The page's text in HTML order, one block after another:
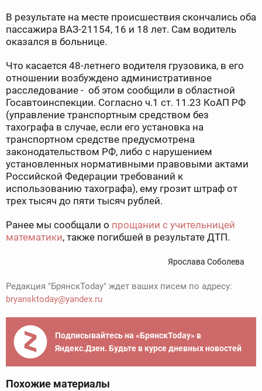
В результате на месте происшествия скончались оба
пассажира ВАЗ-21154, 16 и 18 лет. Сам водитель
оказался в больнице.
Что касается 48-летнего водителя грузовика, в его
отношении возбуждено административное
расследование - об этом сообщили в областной
Госавтоинспекции. Согласно ч.1 ст. 11.23 КоАП РФ
(управление транспортным средством без
тахографа в случае, если его установка на
транспортном средстве предусмотрена
законодательством РФ, либо с нарушением
установленных нормативными правовыми актами
Российской Федерации требований к
использованию тахографа), ему грозит штраф от
трех тысяч до пяти тысяч рублей.
Ранее мы сообщали о прощании с учительницей
математики, также погибшей в результате ДТП.
Ярослава Соболева
Редакция "БрянскToday" ждет ваших писем по адресу:
bryansktoday@yandex.ru
Подписывайтесь на «БрянскToday» в
Яндекс.Дзен. Будьте в курсе дневных новостей
Похожие материалы